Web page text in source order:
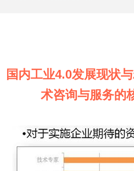
国内工业4.0发展现状
术咨询与服务的